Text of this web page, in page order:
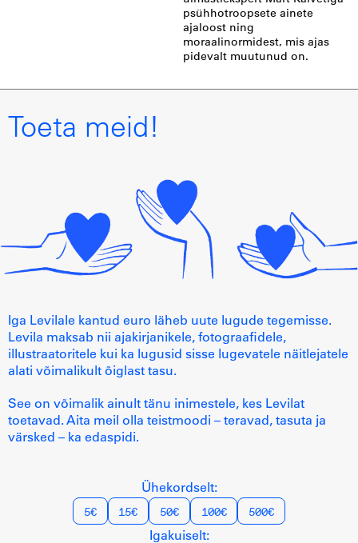
psühhotroopsete ainete
ajaloost ning
moraalinormidest, mis ajas
pidevalt muutunud on.
Toeta meid!
Iga Levilale kantud euro läheb uute lugude tegemisse.
Levila maksab nii ajakirjanikele, fotograafidele,
illustraatoritele kui ka lugusid sisse lugevatele näitlejatele
alati võimalikult õiglast tasu.
See on võimalik ainult tänu inimestele, kes Levilat
toetavad. Aita meil olla teistmoodi – teravad, tasuta ja
värsked – ka edaspidi.
Ühekordselt:
5€ 15€ 50€ 100€ 500€
Igakuiselt: